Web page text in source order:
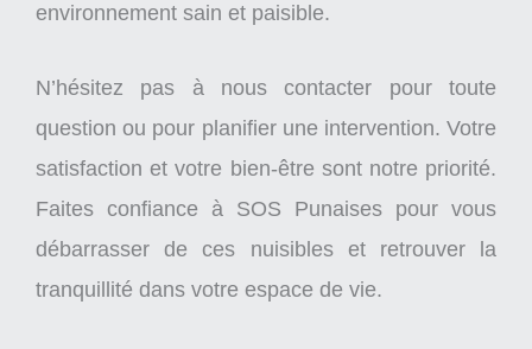
environnement sain et paisible.
N’hésitez pas à nous contacter pour toute
question ou pour planifier une intervention. Votre
satisfaction et votre bien-être sont notre priorité.
Faites confiance à SOS Punaises pour vous
débarrasser de ces nuisibles et retrouver la
tranquillité dans votre espace de vie.